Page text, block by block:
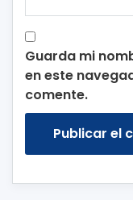
Guarda mi
en este
comente.